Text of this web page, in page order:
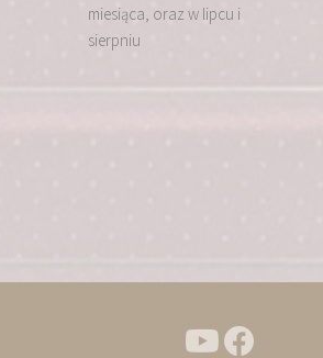
miesiąca, oraz w lipcu i
sierpniu